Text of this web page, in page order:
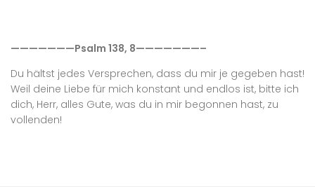
———————Psalm 138, 8———————–
Du hältst jedes Versprechen, dass du mir je gegeben hast!
Weil deine Liebe für mich konstant und endlos ist, bitte ich
dich, Herr, alles Gute, was du in mir begonnen hast, zu
vollenden!